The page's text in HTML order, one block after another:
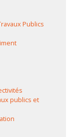
Publics
publics et